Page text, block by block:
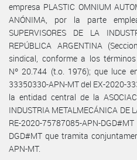
empresa PLASTIC OMNIUM
ANÓNIMA, por la parte
SUPERVISORES DE LA
REPÚBLICA ARGENTINA
sindical, conforme a los
Nº 20.744 (t.o. 1976); que luce
33350330-APN-MT del EX-2020-
la entidad central de la
INDUSTRIA METALMECÁNICA DE
RE-2020-75787085-APN-
DGD#MT que tramita
APN-MT.